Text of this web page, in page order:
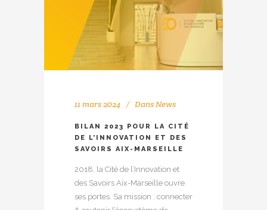
11 mars 2024 DansNews
BILAN 2023 POUR LA CITÉ
DE L’INNOVATION ET DES
SAVOIRS AIX-MARSEILLE
2018, la Cité de l’Innovation et
des Savoirs Aix-Marseille ouvre
ses portes. Sa mission : connecter